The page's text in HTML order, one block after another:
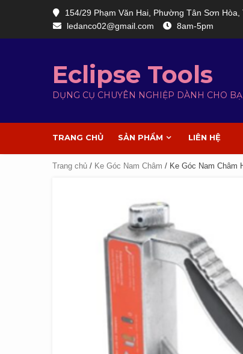
154/29 Phạm Văn Hai, Phường Tân Sơn Hòa,
ledanco02@gmail.com
8am-5pm
Eclipse Tools
DỤNG CỤ CHUYÊN NGHIỆP DÀNH CHO
TRANG CHỦ SẢN PHẨM LIÊN HỆ
Trang chủ / Ke Góc Nam Châm / Ke Góc Nam Châm